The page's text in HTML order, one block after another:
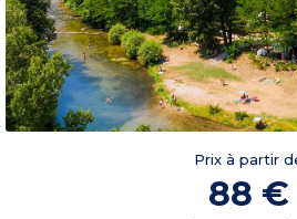
Prix à partir
88 €